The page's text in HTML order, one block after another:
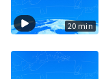
20 min